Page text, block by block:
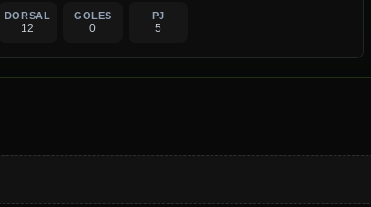
DORSAL
12
GOLES
0
PJ
5